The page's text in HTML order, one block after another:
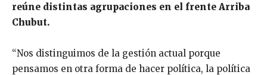
reúne distintas agrupaciones en el frente Arriba
Chubut.
“Nos distinguimos de la gestión actual porque
pensamos en otra forma de hacer política, la política